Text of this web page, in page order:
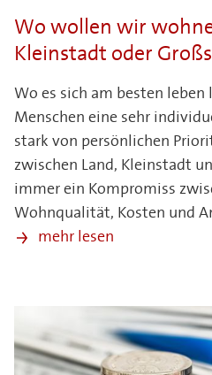
Wo wollen wir
Kleinstadt oder
Wo es sich am besten leben
Menschen eine sehr
stark von persönlichen
zwischen Land, Kleinstadt
immer ein Kompromiss
Wohnqualität, Kosten und
mehr lesen